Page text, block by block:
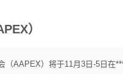
）
（AAPEX）将于11月3日-5日在